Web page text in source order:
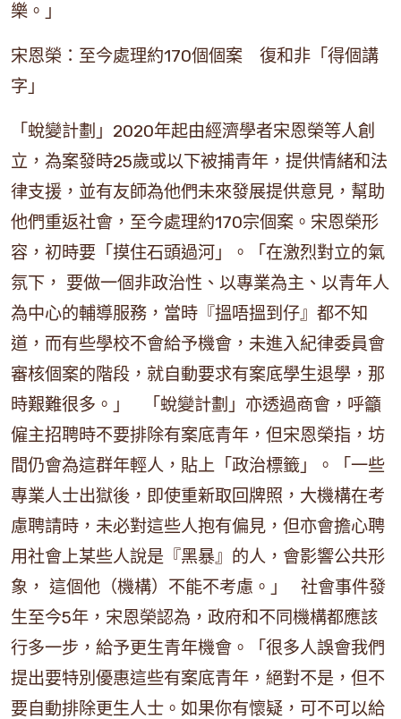
樂。」
宋恩榮：至今處理約170個個案 復和非「得個講
字」
「蛻變計劃」2020年起由經濟學者宋恩榮等人創
立，為案發時25歲或以下被捕青年，提供情緒和法
律支援，並有友師為他們未來發展提供意見，幫助
他們重返社會，至今處理約170宗個案。宋恩榮形
容，初時要「摸住石頭過河」。「在激烈對立的氣
氛下， 要做一個非政治性、以專業為主、以青年人
為中心的輔導服務，當時『搵唔搵到仔』都不知
道，而有些學校不會給予機會，未進入紀律委員會
審核個案的階段，就自動要求有案底學生退學，那
時艱難很多。」 「蛻變計劃」亦透過商會，呼籲
僱主招聘時不要排除有案底青年，但宋恩榮指，坊
間仍會為這群年輕人，貼上「政治標籤」。「一些
專業人士出獄後，即使重新取回牌照，大機構在考
慮聘請時，未必對這些人抱有偏見，但亦會擔心聘
用社會上某些人說是『黑暴』的人，會影響公共形
象， 這個他（機構）不能不考慮。」 社會事件發
生至今5年，宋恩榮認為，政府和不同機構都應該
行多一步，給予更生青年機會。「很多人誤會我們
提出要特別優惠這些有案底青年，絕對不是，但不
要自動排除更生人士。如果你有懷疑，可不可以給